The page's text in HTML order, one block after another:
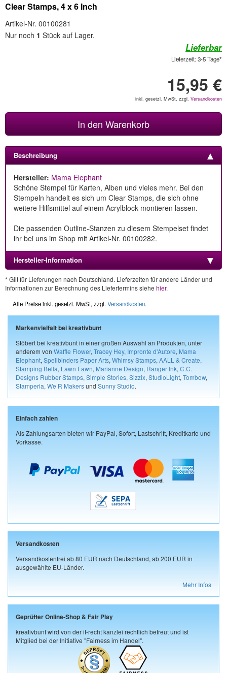
Clear Stamps, 4 x 6 Inch
Artikel-Nr. 00100281
Nur noch 1 Stück auf Lager.
Lieferbar
Lieferzeit: 3-5 Tage*
15,95 €
inkl. gesetzl. MwSt, zzgl. Versandkosten
In den Warenkorb
Beschreibung
Hersteller: Mama Elephant
Schöne Stempel für Karten, Alben und vieles mehr. Bei den
Stempeln handelt es sich um Clear Stamps, die sich ohne
weitere Hilfsmittel auf einem Acrylblock montieren lassen.
Die passenden Outline-Stanzen zu diesem Stempelset findet
ihr bei uns im Shop mit Artikel-Nr. 00100282.
Hersteller-Information
* Gilt für Lieferungen nach Deutschland. Lieferzeiten für andere Länder und
Informationen zur Berechnung des Liefertermins siehe hier.
Alle Preise inkl. gesetzl. MwSt, zzgl. Versandkosten.
Markenvielfalt bei kreativbunt
Stöbert bei kreativbunt in einer großen Auswahl an Produkten, unter
anderem von Waffle Flower, Tracey Hey, Impronte d'Autore, Mama
Elephant, Spellbinders Paper Arts, Whimsy Stamps, AALL & Create,
Stamping Bella, Lawn Fawn, Marianne Design, Ranger Ink, C.C.
Designs Rubber Stamps, Simple Stories, Sizzix, StudioLight, Tombow,
Stamperia, We R Makersund Sunny Studio.
Einfach zahlen
Als Zahlungsarten bieten wir PayPal, Sofort, Lastschrift, Kreditkarte und
Vorkasse.
Versandkosten
Versandkostenfrei ab 80 EUR nach Deutschland, ab 200 EUR in
ausgewählte EU-Länder.
Mehr Infos
Geprüfter Online-Shop & Fair Play
kreativbunt wird von der it-recht kanzlei rechtlich betreut und ist
Mitglied bei der Initiative "Fairness im Handel".